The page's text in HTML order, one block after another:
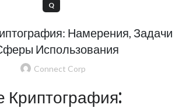
Q
Намерения, Задачи
Использования
Connect Corp
Криптография: